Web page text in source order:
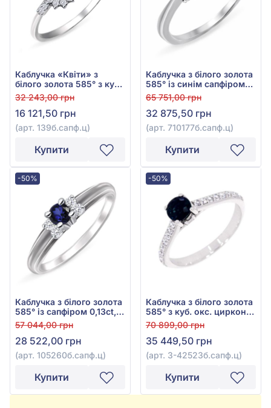
Каблучка «Квіти» з
білого золота 585° з куб.
окс. цирконію та синім
сапфіром 0,17ct, арт.
139б.сапф.ц
32 243,00 грн
16 121,50 грн
(арт. 139б.сапф.ц)
Купити
Каблучка з білого золота
585° із синім сапфіром
0,24ct, арт.
710177б.сапф.ц
65 751,00 грн
32 875,50 грн
(арт. 710177б.сапф.ц)
Купити
-50%
Каблучка з білого золота
585° із сапфіром 0,13ct,
арт. 105260б.сапф.ц
57 044,00 грн
28 522,00 грн
(арт. 105260б.сапф.ц)
Купити
-50%
Каблучка з білого золота
585° з куб. окс. цирконію
та синім сапфіром
0,655ct, арт. 3-
42523б.сапф.ц
70 899,00 грн
35 449,50 грн
(арт. 3-42523б.сапф.ц)
Купити